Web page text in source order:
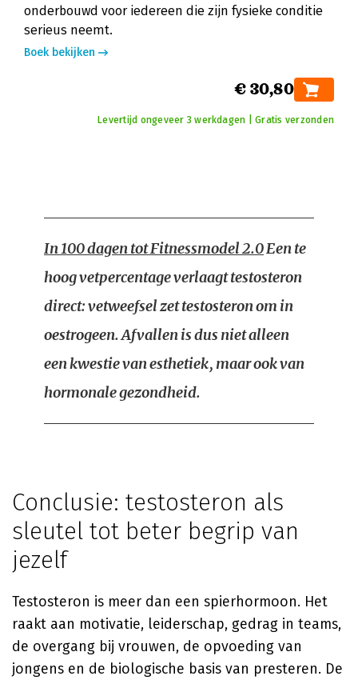
onderbouwd voor iedereen die zijn fysieke conditie
serieus neemt.
Boek bekijken
€ 30,80
Levertijd ongeveer 3 werkdagen | Gratis verzonden
In 100 dagen tot Fitnessmodel 2.0Een te
hoog vetpercentage verlaagt testosteron
direct: vetweefsel zet testosteron om in
oestrogeen. Afvallen is dus niet alleen
een kwestie van esthetiek, maar ook van
hormonale gezondheid.
Conclusie: testosteron als
sleutel tot beter begrip van
jezelf
Testosteron is meer dan een spierhormoon. Het
raakt aan motivatie, leiderschap, gedrag in teams,
de overgang bij vrouwen, de opvoeding van
jongens en de biologische basis van presteren. De